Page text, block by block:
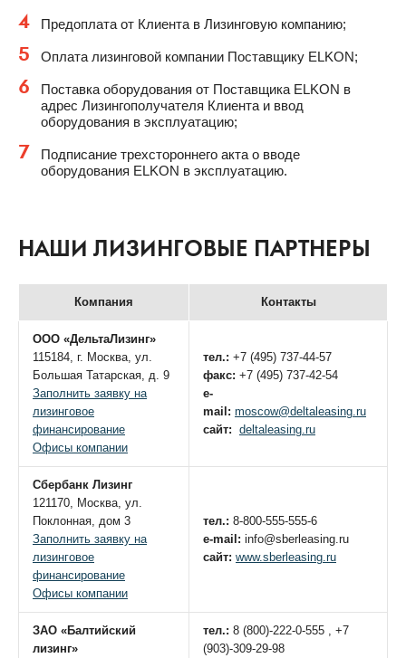
4 Предоплата от Клиента в Лизинговую компанию;
5 Оплата лизинговой компании Поставщику ELKON;
6
Поставка оборудования от Поставщика ELKON в
адрес Лизингополучателя Клиента и ввод
оборудования в эксплуатацию;
7
Подписание трехстороннего акта о вводе
оборудования ELKON в эксплуатацию.
НАШИ ЛИЗИНГОВЫЕ ПАРТНЕРЫ
Компания Контакты
ООО «ДельтаЛизинг»
115184, г. Москва, ул.
Большая Татарская, д. 9
Заполнить заявку на
лизинговое
финансирование
Офисы компании
тел.: +7 (495) 737-44-57
факс: +7 (495) 737-42-54
e-
mail: moscow@deltaleasing.ru
сайт: deltaleasing.ru
Сбербанк Лизинг
121170, Москва, ул.
Поклонная, дом 3
Заполнить заявку на
лизинговое
финансирование
Офисы компании
тел.: 8-800-555-555-6
e-mail: info@sberleasing.ru
сайт: www.sberleasing.ru
ЗАО «Балтийский
лизинг»
тел.: 8 (800)-222-0-555 , +7
(903)-309-29-98